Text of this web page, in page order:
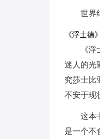
世界
《浮士德
《
迷人的光
究莎士比
不安于现
这本
是一个不